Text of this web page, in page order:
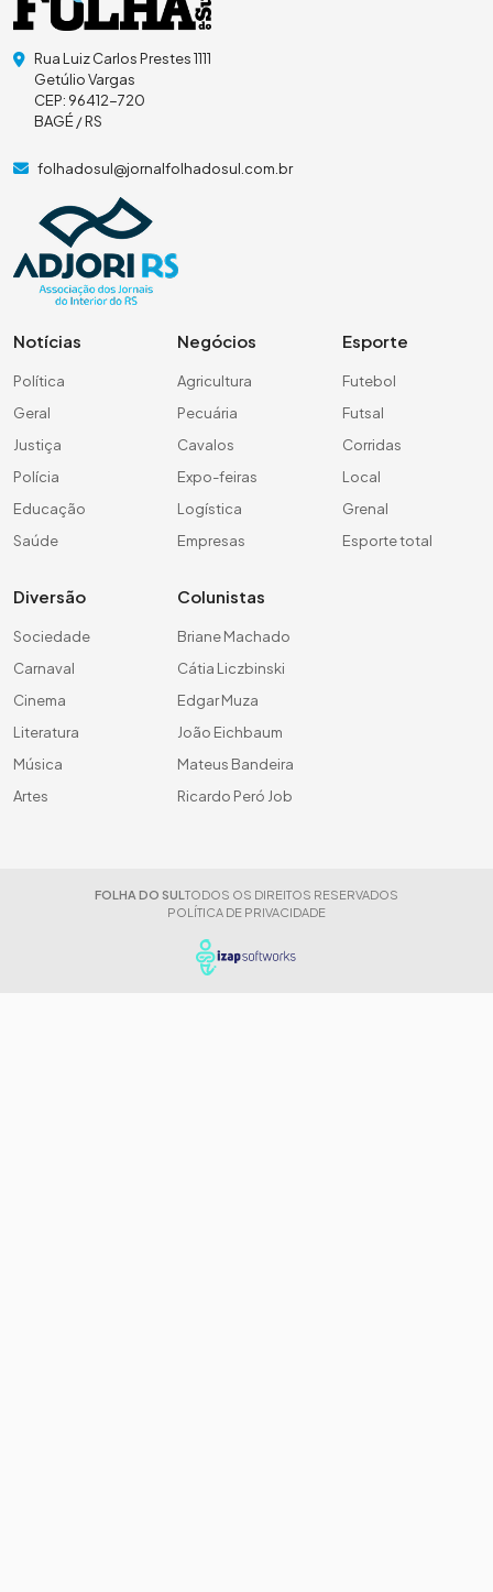
Rua Luiz Carlos Prestes 1111
Getúlio Vargas
CEP: 96412-720
BAGÉ / RS
folhadosul@jornalfolhadosul.com.br
Notícias
Política
Geral
Justiça
Polícia
Educação
Saúde
Negócios
Agricultura
Pecuária
Cavalos
Expo-feiras
Logística
Empresas
Esporte
Futebol
Futsal
Corridas
Local
Grenal
Esporte total
Diversão
Sociedade
Carnaval
Cinema
Literatura
Música
Artes
Colunistas
Briane Machado
Cátia Liczbinski
Edgar Muza
João Eichbaum
Mateus Bandeira
Ricardo Peró Job
FOLHA DO SUL TODOS OS DIREITOS RESERVADOS
POLÍTICA DE PRIVACIDADE